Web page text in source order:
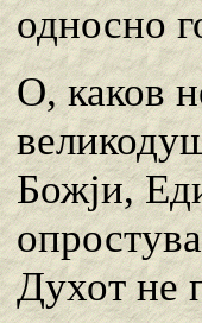
односно
О, каков
Божји,
Духот не